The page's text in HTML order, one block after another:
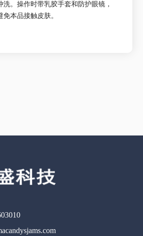
洗。操作时带乳胶手套和防护眼镜，
本品接触皮肤。